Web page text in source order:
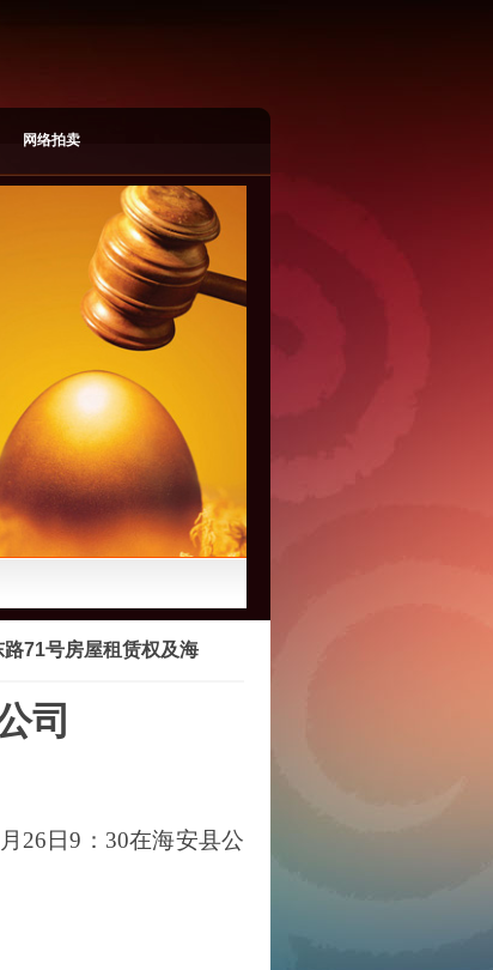
网络拍卖
71号房屋租赁权及海
司
月 26 日9 ：30在海安县公